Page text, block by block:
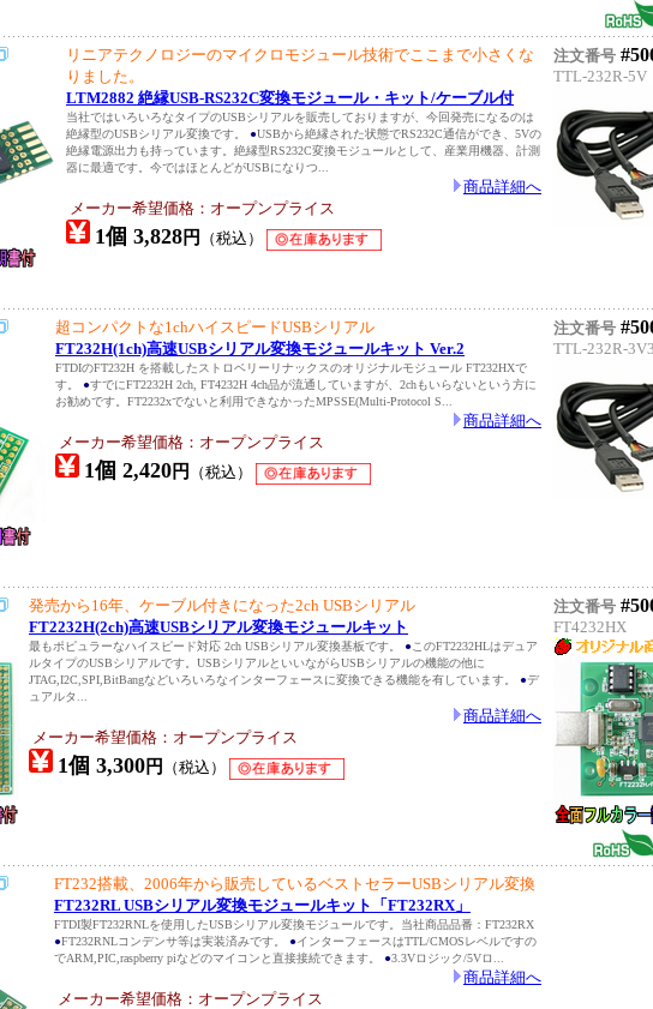
リニアテクノロジーのマイクロモジュール技術でここまで小さくな
りました。
LTM2882 絶縁USB-RS232C変換モジュール・キット/ケーブル付
当社ではいろいろなタイプのUSBシリアルを販売しておりますが、今回発売になるのは
絶縁型のUSBシリアル変換です。 ●USBから絶縁された状態でRS232C通信ができ、5Vの
絶縁電源出力も持っています。絶縁型RS232C変換モジュールとして、産業用機器、計測
器に最適です。今ではほとんどがUSBになりつ...
商品詳細へ
メーカー希望価格：オープンプライス
1個 3,828円 （税込）
注文番号
TTL-232R-5V
超コンパクトな1chハイスピードUSBシリアル
FT232H(1ch)高速USBシリアル変換モジュールキット Ver.2
FTDIのFT232H を搭載したストロベリーリナックスのオリジナルモジュール FT232HXで
す。 ●すでにFT2232H 2ch, FT4232H 4ch品が流通していますが、2chもいらないという方に
お勧めです。FT2232xでないと利用できなかったMPSSE(Multi-Protocol S...
商品詳細へ
メーカー希望価格：オープンプライス
1個 2,420円 （税込）
注文番号
TTL-232R-3V3
発売から16年、ケーブル付きになった2ch USBシリアル
FT2232H(2ch)高速USBシリアル変換モジュールキット
最もポピュラーなハイスピード対応 2ch USBシリアル変換基板です。 ● このFT2232HLはデュア
ルタイプのUSBシリアルです。USBシリアルといいながらUSBシリアルの機能の他に
JTAG,I2C,SPI,BitBangなどいろいろなインターフェースに変換できる機能を有しています。 ●デ
ュアルタ...
商品詳細へ
メーカー希望価格：オープンプライス
1個 3,300円 （税込）
注文番号
FT4232HX
FT232搭載、2006年から販売しているベストセラーUSBシリアル変換
FT232RL USBシリアル変換モジュールキット「FT232RX」
FTDI製FT232RNLを使用したUSBシリアル変換モジュールです。当社商品品番：FT232RX
●FT232RNLコンデンサ等は実装済みです。 ●インターフェースはTTL/CMOSレベルですの
でARM,PIC,raspberry piなどのマイコンと直接接続できます。 ●3.3Vロジック/5Vロ...
商品詳細へ
メーカー希望価格：オープンプライス